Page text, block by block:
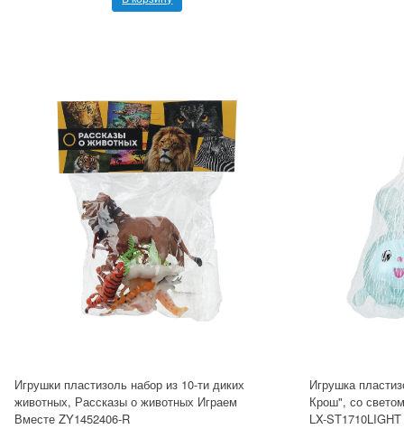
Игрушки пластизоль набор из 10-ти диких
животных, Рассказы о животных Играем
Вместе ZY1452406-R
Игрушка
Крош", со
LX-ST1710LIGHT